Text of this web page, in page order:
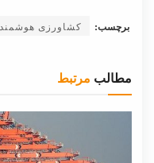
برچسب: کشاورزی هوشمند
مطالب مرتبط